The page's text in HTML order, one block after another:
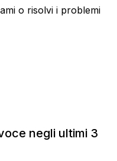
o risolvi i problemi
negli ultimi 3